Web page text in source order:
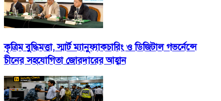
কৃত্রিম বুদ্ধিমত্তা, স্মার্ট ম্যানুফ্যাকচারিং ও ডিজিটাল গভর্নেন্সে
চীনের সহযোগিতা জোরদারের আহ্বান